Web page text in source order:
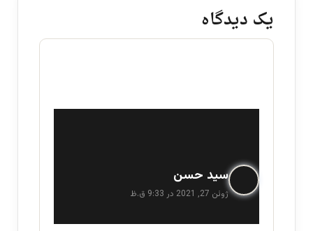
یک دیدگاه
سید حسن
ف
:
ژوئن 27, 2021 در 9:33 ق.ظ